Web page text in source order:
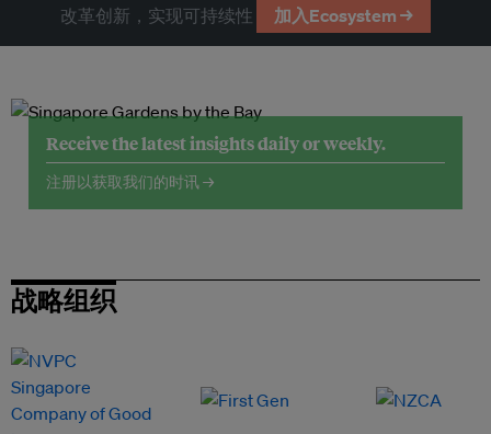
改革创新，实现可持续性 加入Ecosystem →
Receive the latest insights daily or weekly.
注册以获取我们的时讯 →
战略组织